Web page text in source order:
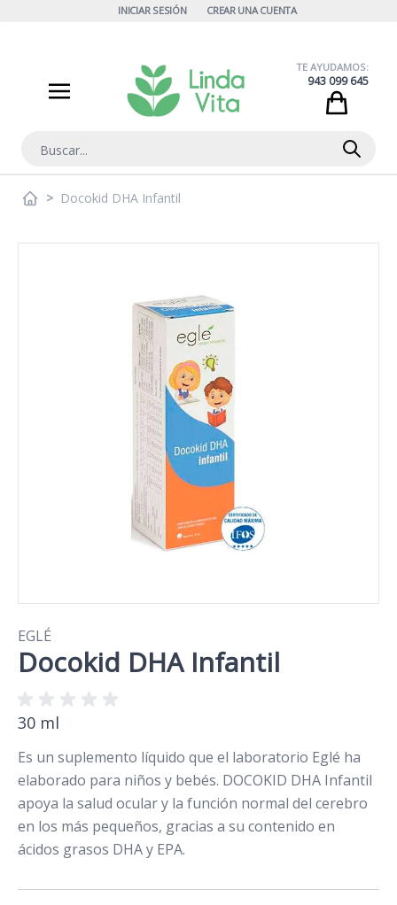
INICIAR SESIÓN CREAR UNA CUENTA
Buscar
TE AYUDAMOS:
943 099 645
> Docokid DHA Infantil
EGLÉ
Docokid DHA Infantil
30 ml
Es un suplemento líquido que el laboratorio Eglé ha
elaborado para niños y bebés. DOCOKID DHA Infantil
apoya la salud ocular y la función normal del cerebro
en los más pequeños, gracias a su contenido en
ácidos grasos DHA y EPA.